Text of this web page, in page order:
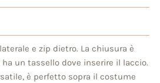
e zip dietro. La chiusura è
un tassello dove inserire il laccio.
è perfetto sopra il costume